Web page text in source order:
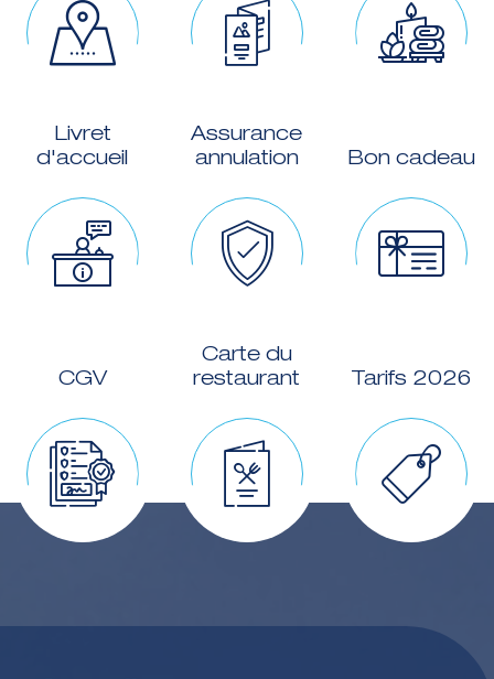
Livret
d'accueil
Assurance
annulation
Bon cadeau
CGV
Carte du
restaurant
Tarifs 2026